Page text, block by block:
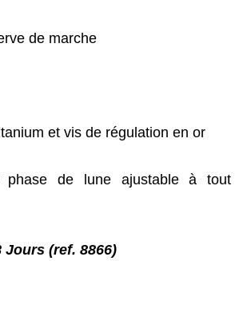
de marche
et vis de régulation en or
phase de lune ajustable à tout
Jours (ref. 8866)